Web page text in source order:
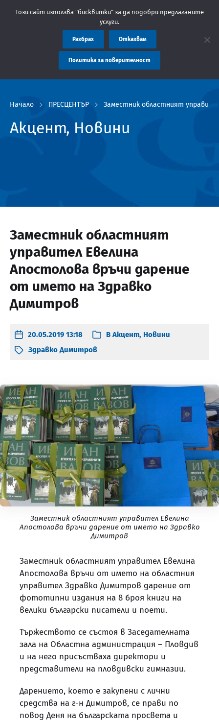
Областна администрация Пловдив препоръчва
Начало ПРЕСЦЕНТЪР Заместник областният
Акцент, Новини
Заместник областният
управител Евелина
Апостолова връчи дарение
от името на Здравко
Димитров
20.05.2019 13:18 В Акцент, Новини
Здравко Димитров
Заместник областният управител Евелина
Апостолова връчи дарение от името на Здравко
Димитров
Заместник областният управител Евелина
Апостолова връчи от името на областния
управител Здравко Димитров дарение от
фототипни издания на 8 броя книги на
велики български писатели и поети.
Тържеството се състоя в Заседателната
зала на Областна администрация – Пловдив
и на него присъстваха директори и
представители на пловдивски гимназии.
Дарението, което е закупени с лични
средства на г-н Димитров, се прави по
повод Деня на българската просвета и
Този сайт използва "бисквитки" за да подобри предлаганите
услуги.
Разбрах Отказвам
Политика за поверителност